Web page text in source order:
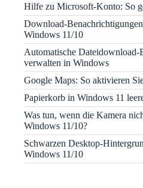
Hilfe zu Microsoft-Konto: So
Download-
Windows 11/10
Automatische Dateidownload-
verwalten in Windows
Google Maps: So aktivieren
Papierkorb in Windows 11
Was tun, wenn die Kamera
Windows 11/10?
Schwarzen Desktop-
Windows 11/10